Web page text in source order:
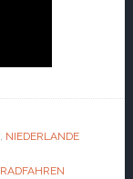
, NIEDERLANDE
RADFAHREN